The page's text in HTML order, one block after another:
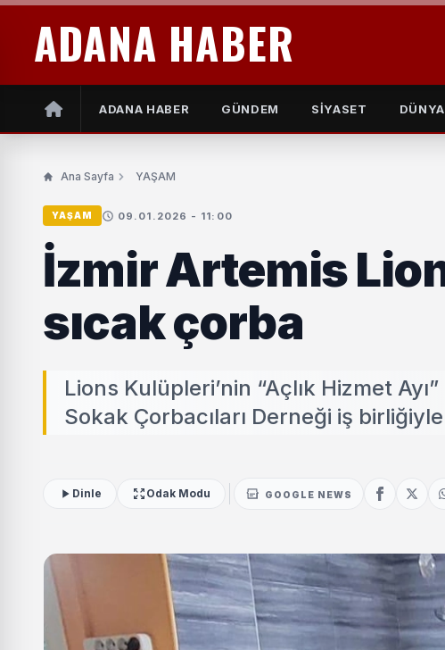
ADANA HABER
ADANA HABER GÜNDEM SİYASET DÜNYA
Ana Sayfa YAŞAM
YAŞAM 09.01.2026 - 11:00
İzmir Artemis
sıcak çorba
Lions Kulüpleri’nin “Açlık Hizmet
Sokak Çorbacıları Derneği iş
Dinle Odak Modu GOOGLE NEWS